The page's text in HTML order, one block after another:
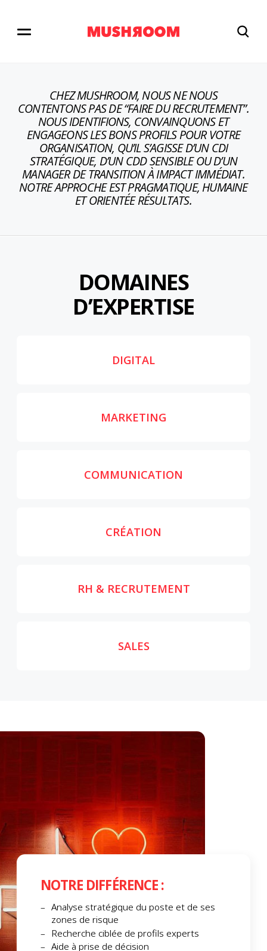
CHEZ MUSHROOM, NOUS NE NOUS
CONTENTONS PAS DE “FAIRE DU RECRUTEMENT”.
NOUS IDENTIFIONS, CONVAINQUONS ET
ENGAGEONS LES BONS PROFILS POUR VOTRE
ORGANISATION, QU’IL S’AGISSE D’UN CDI
STRATÉGIQUE, D’UN CDD SENSIBLE OU D’UN
MANAGER DE TRANSITION À IMPACT IMMÉDIAT.
NOTRE APPROCHE EST PRAGMATIQUE, HUMAINE
ET ORIENTÉE RÉSULTATS.
DOMAINES
D’EXPERTISE
DIGITAL
MARKETING
COMMUNICATION
CRÉATION
RH & RECRUTEMENT
SALES
NOTRE DIFFÉRENCE :
Analyse stratégique du poste et de ses
zones de risque
Recherche ciblée de profils experts
Aide à prise de décision